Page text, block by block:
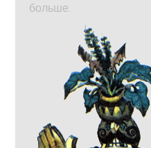
больше.